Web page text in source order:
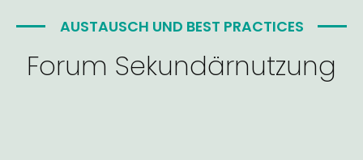
AUSTAUSCH UND BEST PRACTICES
Forum Sekundärnutzung